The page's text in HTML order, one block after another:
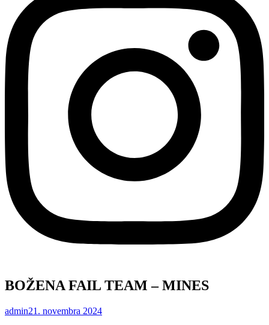
BOŽENA FAIL TEAM – MINES
admin21. novembra 2024